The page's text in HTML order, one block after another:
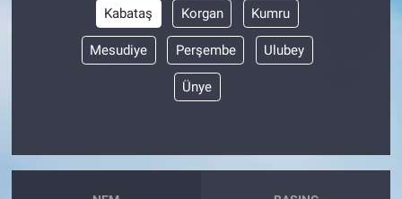
Kabataş Korgan Kumru
Mesudiye Perşembe Ulubey
Ünye